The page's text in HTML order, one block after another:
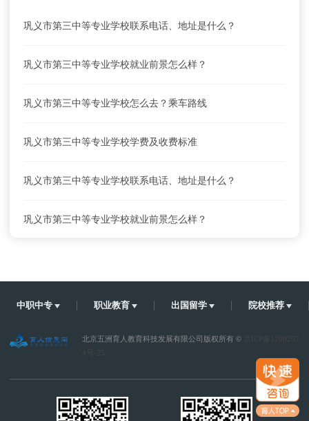
巩义市第三中等专业学校联系电话、地址是什么？
巩义市第三中等专业学校就业前景怎么样？
巩义市第三中等专业学校怎么去？乘车路线
巩义市第三中等专业学校学费及收费标准
巩义市第三中等专业学校联系电话、地址是什么？
巩义市第三中等专业学校就业前景怎么样？
中职中专
职业教育 出国留学 院校推荐
北京五洲育人教育科技发展有限公司版权所有 ©
京ICP备1200207
4号-25